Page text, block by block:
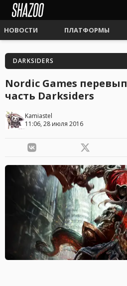
НОВОСТИ ПЛАТФОРМЫ
DARKSIDERS
Nordic Games
часть Darksiders
Kamiastel
11:06, 28 июля 2016